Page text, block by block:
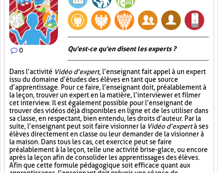
0 Qu'est-ce qu'en disent les experts ?
Dans l’activité Vidéo d’expert, l’enseignant fait appel à un expert
issu du domaine d’études des élèves en tant que source
d’apprentissage. Pour ce faire, l’enseignant doit, préalablement à
la leçon, trouver un expert en la matière, l’interviewer et filmer
cet interview. Il est également possible pour l’enseignant de
trouver des vidéos déjà disponibles en ligne et de les utiliser dans
sa classe, en respectant, bien entendu, les droits d’auteur. Par la
suite, l’enseignant peut soit faire visionner la Vidéo d’expertà ses
élèves directement en classe ou leur demander de la visionner à
la maison. Dans tous les cas, cet exercice peut se faire
préalablement à la leçon, telle une activité brise-glace, ou encore
après la leçon afin de consolider les apprentissages des élèves.
Afin que cette formule pédagogique soit efficace quant aux